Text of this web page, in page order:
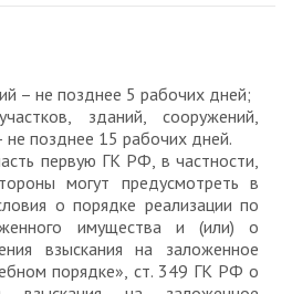
– не позднее 5 рабочих дней;
зданий, сооружений,
позднее 15 рабочих дней.
первую ГК РФ, в частности,
могут предусмотреть в
о порядке реализации по
имущества и (или) о
взыскания на заложенное
порядке», ст. 349 ГК РФ о